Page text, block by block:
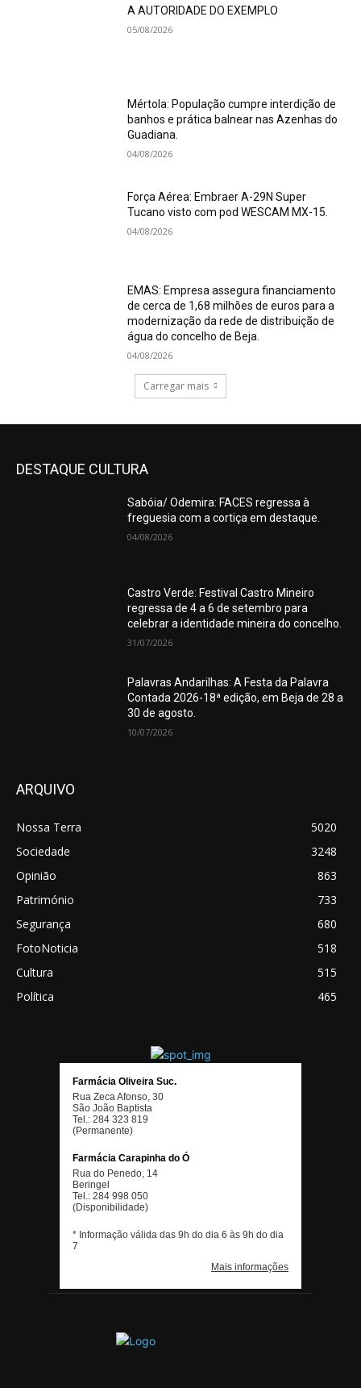
A AUTORIDADE DO EXEMPLO
05/08/2026
Mértola: População cumpre interdição de
banhos e prática balnear nas Azenhas do
Guadiana.
04/08/2026
Força Aérea: Embraer A-29N Super
Tucano visto com pod WESCAM MX-15.
04/08/2026
EMAS: Empresa assegura financiamento
de cerca de 1,68 milhões de euros para a
modernização da rede de distribuição de
água do concelho de Beja.
04/08/2026
Carregar mais
DESTAQUE CULTURA
Sabóia/ Odemira: FACES regressa à
freguesia com a cortiça em destaque.
04/08/2026
Castro Verde: Festival Castro Mineiro
regressa de 4 a 6 de setembro para
celebrar a identidade mineira do concelho.
31/07/2026
Palavras Andarilhas: A Festa da Palavra
Contada 2026-18ª edição, em Beja de 28 a
30 de agosto.
10/07/2026
ARQUIVO
Nossa Terra
5020
Sociedade
3248
Opinião
863
Património
733
Segurança
680
FotoNoticia
518
Cultura
515
Política
465